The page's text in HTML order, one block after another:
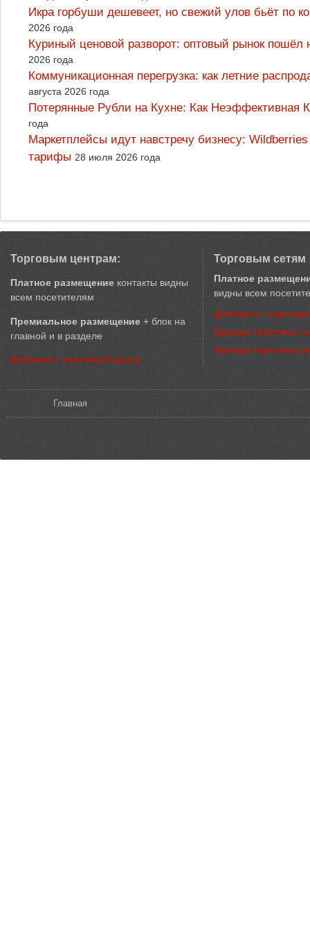
Икра горбуши дешевеет, но свежий улов бьёт по
2026 года
Куриный ценовой разворот: оптовый рынок
2026 года
Коммуникационная перегрузка: как летние
августа 2026 года
Потерянные Рубли на Кухне: Как
года
Маркетплейсы идут навстречу бизнесу:
тарифы 28 июля 2026 года
Торговым центрам:
Платное размещение контакты видны
всем посетителям
Премиальное размещение + блок на
главной и в разделе
Добавить торговый центр
Торговым сетям
Платное
видны всем
Добавить
Аренда торговых
Аренда торговых
Главная